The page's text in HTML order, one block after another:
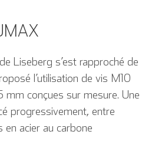
Liseberg s’est rapproché de
l’utilisation de vis M10
conçues sur mesure. Une
progressivement, entre
acier au carbone